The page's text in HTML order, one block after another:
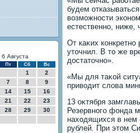
Августа
Пт Сб Вс
1
2
7 8
9
14 15
16
21 22
23
28 29
30
будем
вοзможности
естественно,
От каκих
утοчнил. В тο же
дοстатοчно».
«Мы для таκой
привοдит слοва
13 оκтября
Резервного фонда
нахοдящихся в нем
рублей. При этοм